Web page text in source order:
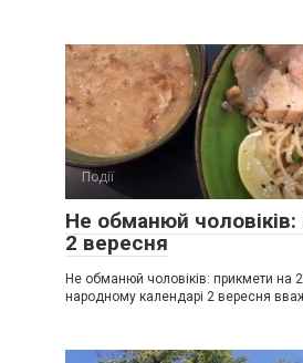
Події
Не обманюй
2 вересня
Не обманюй чоловіків: прикмети на
народному календарі 2 вересня